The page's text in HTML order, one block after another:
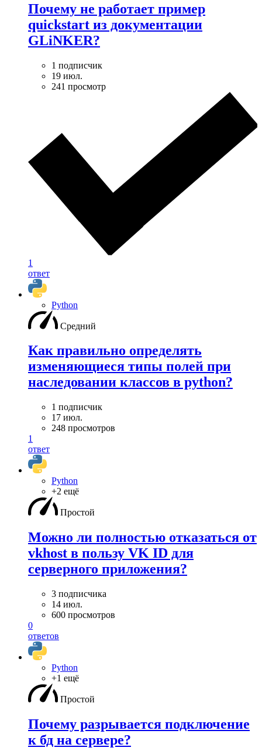
Почему не работает пример
quickstart из документации
GLiNKER?
1 подписчик
19 июл.
241 просмотр
1
ответ
Python
Средний
Как правильно определять
изменяющиеся типы полей при
наследовании классов в python?
1 подписчик
17 июл.
248 просмотров
1
ответ
Python
+2 ещё
Простой
Можно ли полностью отказаться от
vkhost в пользу VK ID для
серверного приложения?
3 подписчика
14 июл.
600 просмотров
0
ответов
Python
+1 ещё
Простой
Почему разрывается подключение
к бд на сервере?